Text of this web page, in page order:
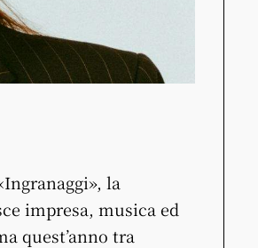
la
impresa, musica ed
quest’anno tra